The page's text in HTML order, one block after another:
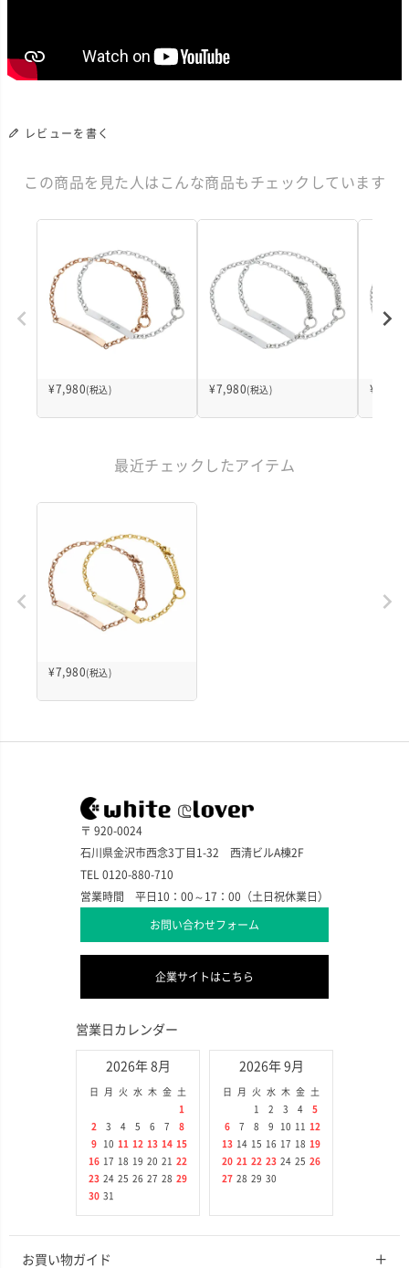
レビューを書く
この商品を見た人はこんな商品もチェックしています
¥7,980 (税込) ¥7,980 (税込) ¥
最近チェックしたアイテム
¥7,980 (税込)
〒 920-0024
石川県金沢市西念3丁目1-32 西清ビルA棟2F
TEL 0120-880-710
営業時間 平日10：00～17：00（土日祝休業日）
お問い合わせフォーム
企業サイトはこちら
営業日カレンダー
2026年 8月
日 月 火 水 木 金
土
1
2
3 4 5 6 7
8
9
10 11 12 13 14 15
16 17 18 19 20 21
22
23 24 25 26 27 28 29
30 31
2026年 9月
日 月 火 水 木 金
土
1
2 3 4
5
6
7 8 9 10 11
12
13 14 15 16 17 18 19
20 21 22 23 24 25 26
27 28 29 30
お買い物ガイド